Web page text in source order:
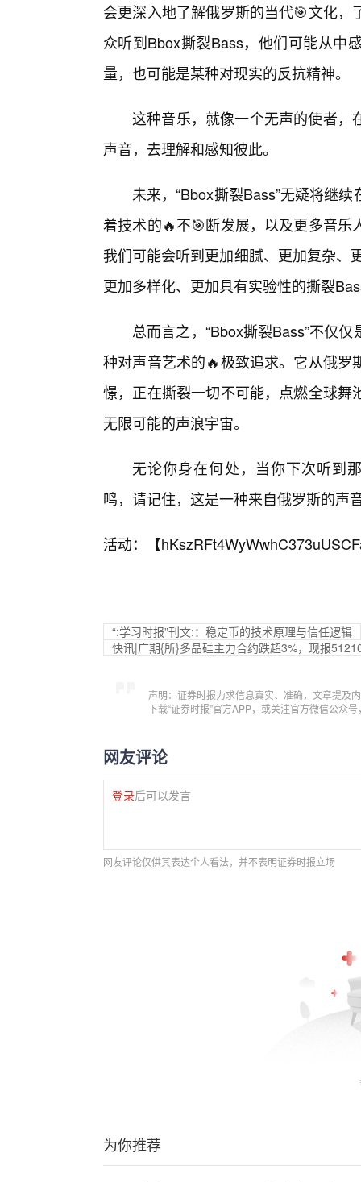
会更深入地了解俄罗斯的当代🎯文化
众听到Bbox撕裂Bass，他们可能从中
量，也可能是某种对现实的反抗精神。
这种音乐，就像一个无声的使者，
声音，去理解和感知彼此。
未来，“Bbox撕裂Bass”无疑将继
着技术的🔥不🎯断发展，以及更多音
我们可能会听到更加细腻、更加复杂、
更加多样化、更加具有实验性的撕裂
总而言之，“Bbox撕裂Bass”不仅
种对声音艺术的🔥极致追求。它从俄
憬，正在撕裂一切不可能，点燃全球
无限可能的声浪宇宙。
无论你身在何处，当你下次听到
鸣，请记住，这是一种来自俄罗斯的声
活动：【
“:学习时报”刊文:：稳定币的技术原理与信任逻辑
快讯|广期{所}多晶硅主力合约跌超3%，现报
声明：证券时报力求信息真实、准确，文章提及
下载“证券时报”官方APP，或关注官方微信公众
网友评论
登录后可以发言
网友评论仅供其表达个人看法，并不表明证券时报立场
为你推荐